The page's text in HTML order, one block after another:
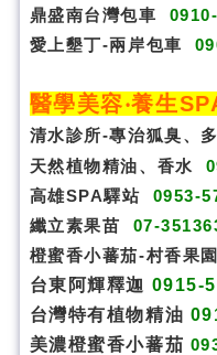
鼎盛南台灣包車
愛上墾丁-兩岸包車
醫學美容‧養生
清水診所-專治狐臭、
天然植物精油、香水
高雄SPA驛站
0953-
纖立素果苗
07-
橙蜜香小蕃茄-村香果園
台東阿輝釋迦 0915-
台灣特有植物精油
美濃橙蜜香小蕃茄